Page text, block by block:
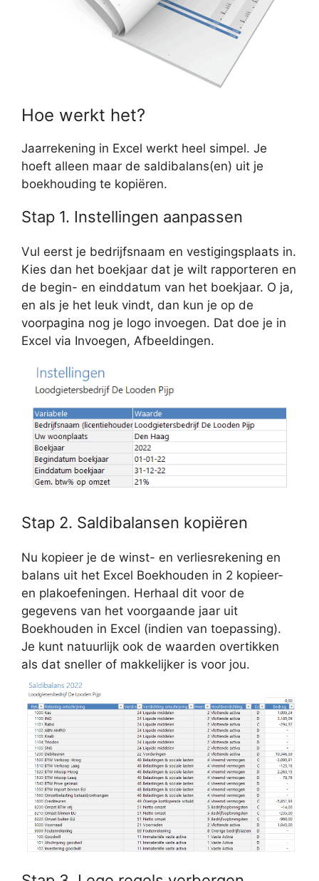
Hoe werkt het?
Jaarrekening in Excel werkt heel simpel. Je
hoeft alleen maar de saldibalans(en) uit je
boekhouding te kopiëren.
Stap 1. Instellingen aanpassen
Vul eerst je bedrijfsnaam en vestigingsplaats in.
Kies dan het boekjaar dat je wilt rapporteren en
de begin- en einddatum van het boekjaar. O ja,
en als je het leuk vindt, dan kun je op de
voorpagina nog je logo invoegen. Dat doe je in
Excel via Invoegen, Afbeeldingen.
Stap 2. Saldibalansen kopiëren
Nu kopieer je de winst- en verliesrekening en
balans uit het Excel Boekhouden in 2 kopieer-
en plakoefeningen. Herhaal dit voor de
gegevens van het voorgaande jaar uit
Boekhouden in Excel (indien van toepassing).
Je kunt natuurlijk ook de waarden overtikken
als dat sneller of makkelijker is voor jou.